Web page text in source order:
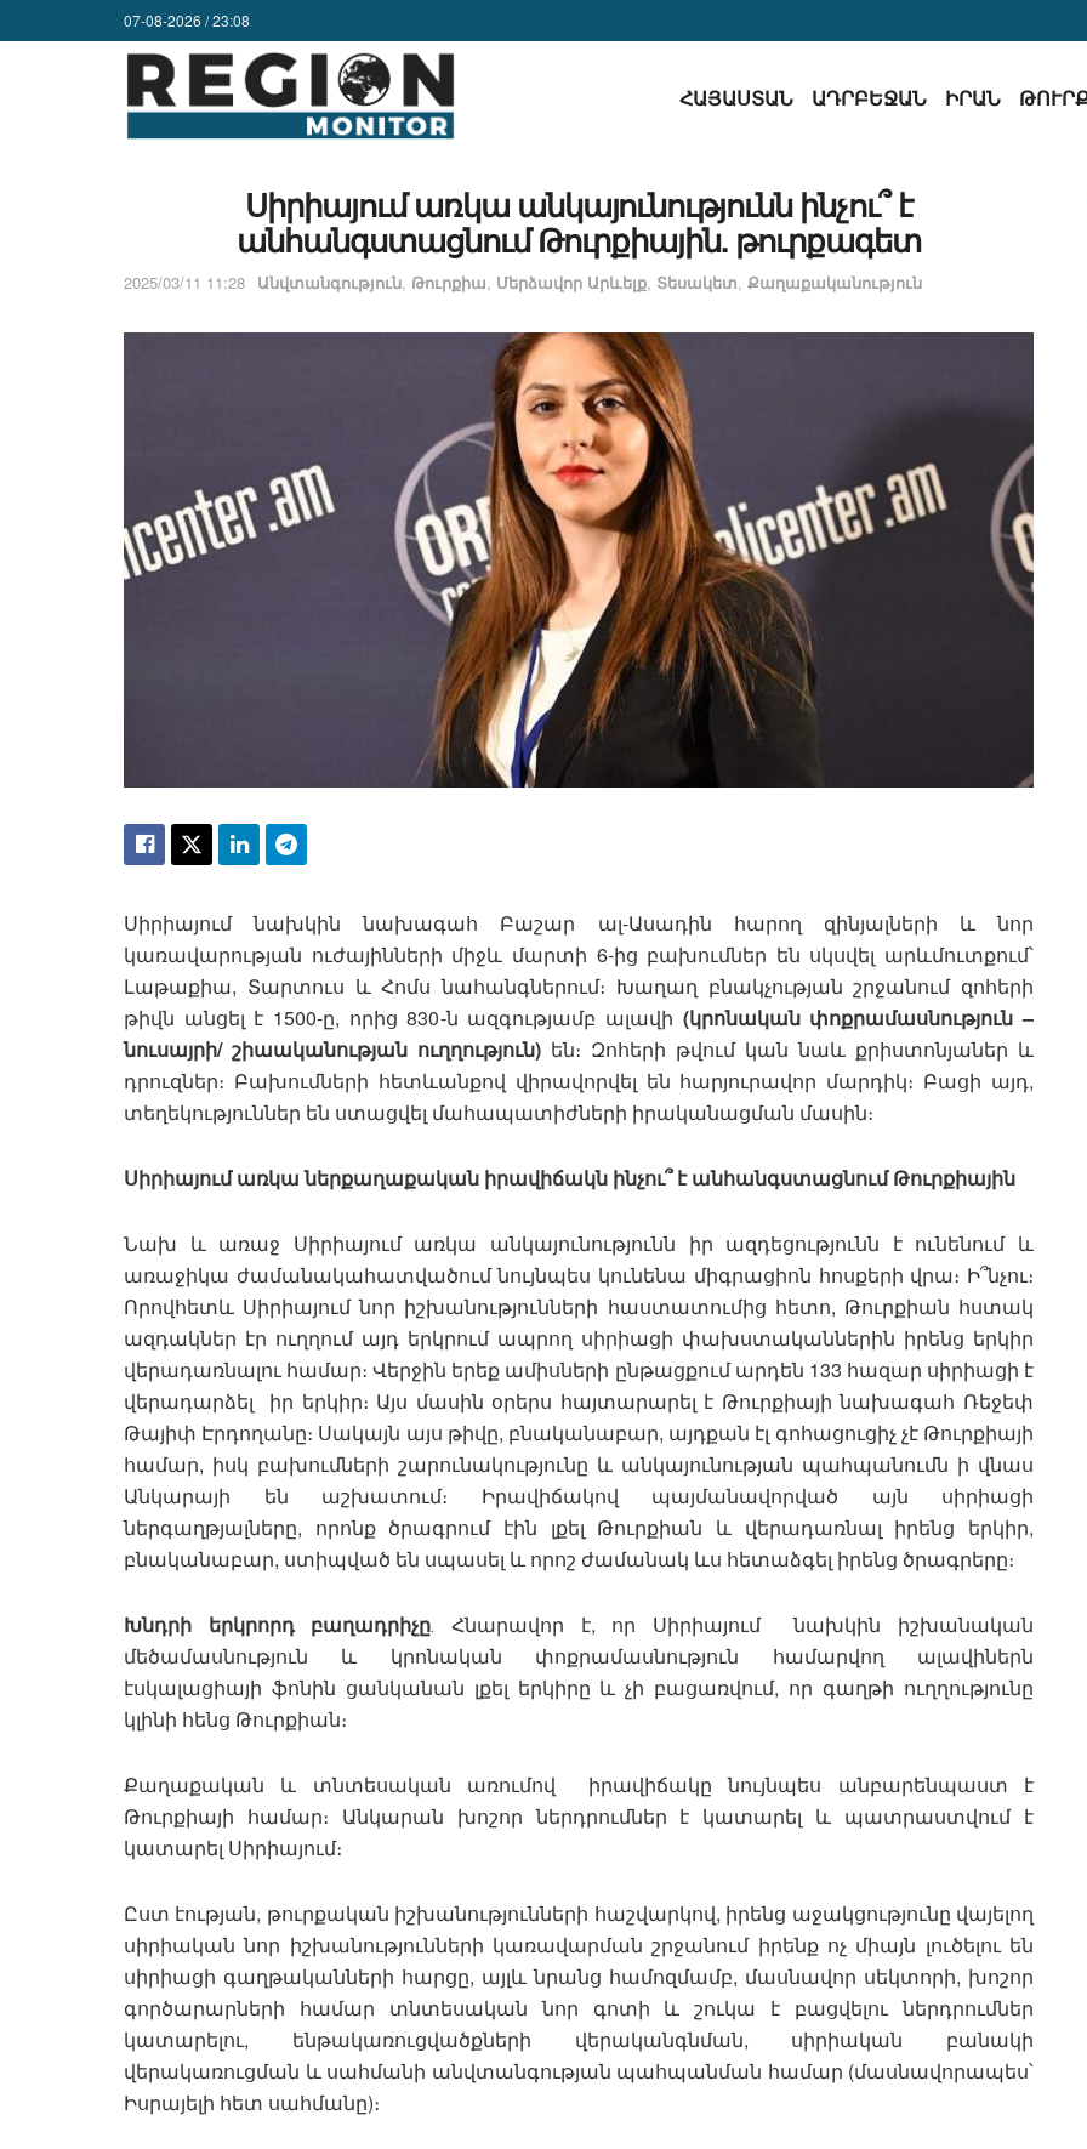
07-08-2026 / 23:08
ՀԱՅԱՍՏԱՆ ԱԴՐԲԵՋԱՆ ԻՐԱՆ
Սիրիայում առկա անկայունությունն ինչու՞ է
անհանգստացնում Թուրքիային. թուրքագետ
2025/03/11 11:28 Անվտանգություն, Թուրքիա, Մերձավոր Արևելք, Տեսակետ, Քաղաքականություն
Սիրիայում նախկին նախագահ Բաշար ալ-Ասադին հարող զինյալների և նոր
կառավարության ուժայինների միջև մարտի 6-ից բախումներ են սկսվել արևմուտքում՝
Լաթաքիա, Տարտուս և Հոմս նահանգներում։ Խաղաղ բնակչության շրջանում զոհերի
թիվն անցել է 1500-ը, որից 830-ն ազգությամբ ալավի (կրոնական փոքրամասնություն –
նուսայրի/ շիաականության ուղղություն) են։ Զոհերի թվում կան նաև քրիստոնյաներ և
դրուզներ։ Բախումների հետևանքով վիրավորվել են հարյուրավոր մարդիկ։ Բացի այդ,
տեղեկություններ են ստացվել մահապատիժների իրականացման մասին։
Սիրիայում առկա ներքաղաքական իրավիճակն ինչու՞ է անհանգստացնում Թուրքիային
Նախ և առաջ Սիրիայում առկա անկայունությունն իր ազդեցությունն է ունենում և
առաջիկա ժամանակահատվածում նույնպես կունենա միգրացիոն հոսքերի վրա։ Ի՞նչու։
Որովհետև Սիրիայում նոր իշխանությունների հաստատումից հետո, Թուրքիան հստակ
ազդակներ էր ուղղում այդ երկրում ապրող սիրիացի փախստականներին իրենց երկիր
վերադառնալու համար։ Վերջին երեք ամիսների ընթացքում արդեն 133 հազար սիրիացի է
վերադարձել իր երկիր։ Այս մասին օրերս հայտարարել է Թուրքիայի նախագահ Ռեջեփ
Թայիփ Էրդողանը։ Սակայն այս թիվը, բնականաբար, այդքան էլ գոհացուցիչ չէ Թուրքիայի
համար, իսկ բախումների շարունակությունը և անկայունության պահպանումն ի վնաս
Անկարայի են աշխատում։ Իրավիճակով պայմանավորված այն սիրիացի
ներգաղթյալները, որոնք ծրագրում էին լքել Թուրքիան և վերադառնալ իրենց երկիր,
բնականաբար, ստիպված են սպասել և որոշ ժամանակ ևս հետաձգել իրենց ծրագրերը։
Խնդրի երկրորդ բաղադրիչը․ Հնարավոր է, որ Սիրիայում նախկին իշխանական
մեծամասնություն և կրոնական փոքրամասնություն համարվող ալավիներն
էսկալացիայի ֆոնին ցանկանան լքել երկիրը և չի բացառվում, որ գաղթի ուղղությունը
կլինի հենց Թուրքիան։
Քաղաքական և տնտեսական առումով իրավիճակը նույնպես անբարենպաստ է
Թուրքիայի համար։ Անկարան խոշոր ներդրումներ է կատարել և պատրաստվում է
կատարել Սիրիայում։
Ըստ էության, թուրքական իշխանությունների հաշվարկով, իրենց աջակցությունը վայելող
սիրիական նոր իշխանությունների կառավարման շրջանում իրենք ոչ միայն լուծելու են
սիրիացի գաղթականների հարցը, այլև նրանց համոզմամբ, մասնավոր սեկտորի, խոշոր
գործարարների համար տնտեսական նոր գոտի և շուկա է բացվելու ներդրումներ
կատարելու, ենթակառուցվածքների վերականգնման, սիրիական բանակի
վերակառուցման և սահմանի անվտանգության պահպանման համար (մասնավորապես՝
Իսրայելի հետ սահմանը)։